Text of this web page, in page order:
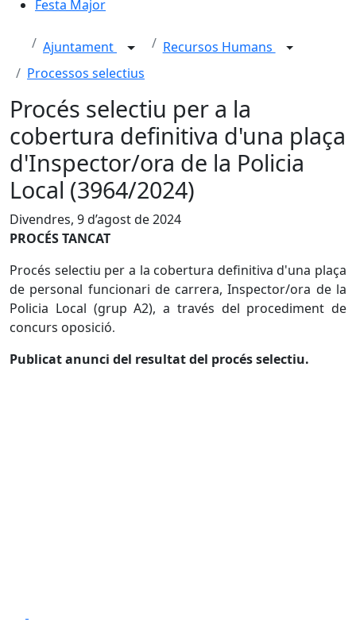
Festa Major
Ajuntament
Recursos Humans
Processos selectius
Procés selectiu per a la
cobertura definitiva d'una plaça
d'Inspector/ora de la Policia
Local (3964/2024)
Divendres, 9 d’agost de 2024
PROCÉS TANCAT
Procés selectiu per a la cobertura definitiva d'una plaça
de personal funcionari de carrera, Inspector/ora de la
Policia Local (grup A2), a través del procediment de
concurs oposició.
Publicat anunci del resultat del procés selectiu.